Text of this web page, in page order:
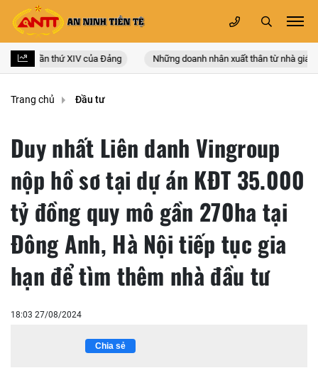
quốc lần thứ XIV của Đảng Những doanh nhân xuất thân từ nhà giáo
Trang chủ Đầu tư
Duy nhất Liên danh Vingroup
nộp hồ sơ tại dự án KĐT 35.000
tỷ đồng quy mô gần 270ha tại
Đông Anh, Hà Nội tiếp tục gia
hạn để tìm thêm nhà đầu tư
18:03 27/08/2024
Chia sẻ